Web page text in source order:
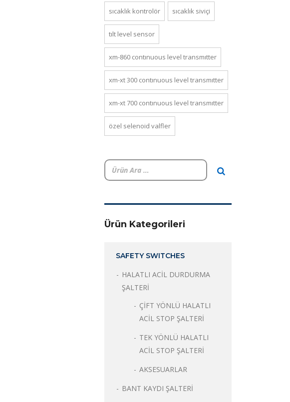
sıcaklık kontrolör sıcaklık siviçi
tilt level sensor
xm-860 continuous level transmitter
xm-xt 300 continuous level transmitter
xm-xt 700 continuous level transmitter
özel selenoid valfler
Ürün Kategorileri
SAFETY SWITCHES
HALATLI ACİL DURDURMA
ŞALTERİ
ÇİFT YÖNLÜ HALATLI
ACİL STOP ŞALTERİ
TEK YÖNLÜ HALATLI
ACİL STOP ŞALTERİ
AKSESUARLAR
BANT KAYDI ŞALTERİ